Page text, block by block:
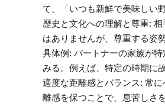
て、「いつも新鮮で美味しい
歴史と文化への理解と尊重:
はありませんが、尊重する姿
具体例: パートナーの家族が
みる。例えば、特定の時期に
適度な距離感とバランス: 常
離感を保つことで、息苦しさ